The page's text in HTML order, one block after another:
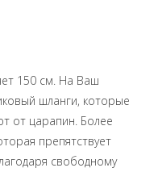
150 см. На Ваш
шланги, которые
от царапин. Более
препятствует
свободному